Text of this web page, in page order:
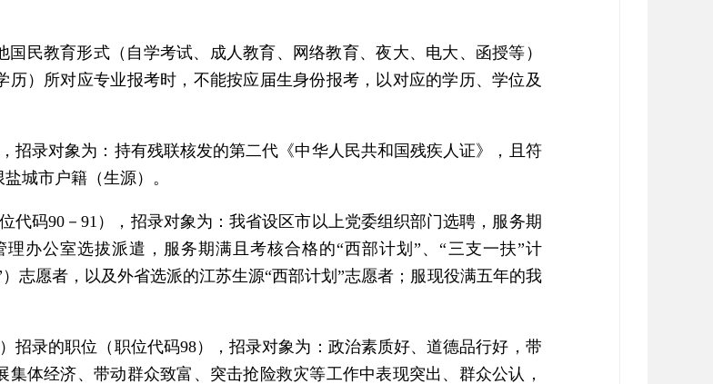
民教育形式（自学考试、成人教育、网络教育、夜大、电大、函授等）
）所对应专业报考时，不能按应届生身份报考，以对应的学历、学位及
招录对象为：持有残联核发的第二代《中华人民共和国残疾人证》，且符
城市户籍（生源）。
代码90－91），招录对象为：我省设区市以上党委组织部门选聘，服务期
办公室选拔派遣，服务期满且考核合格的“西部计划”、“三支一扶”计
志愿者，以及外省选派的江苏生源“西部计划”志愿者；服现役满五年的我
招录的职位（职位代码98），招录对象为：政治素质好、道德品行好，带
体经济、带动群众致富、突击抢险救灾等工作中表现突出、群众公认，